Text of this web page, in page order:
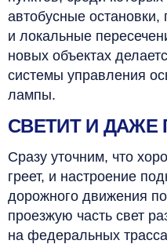
автобусные
и локальные
новых объектах
системы управления
лампы.
СВЕТИТ И ДАЖЕ
Сразу уточним, что
греет, и настроение
дорожного движения
проезжую часть свет
на федеральных